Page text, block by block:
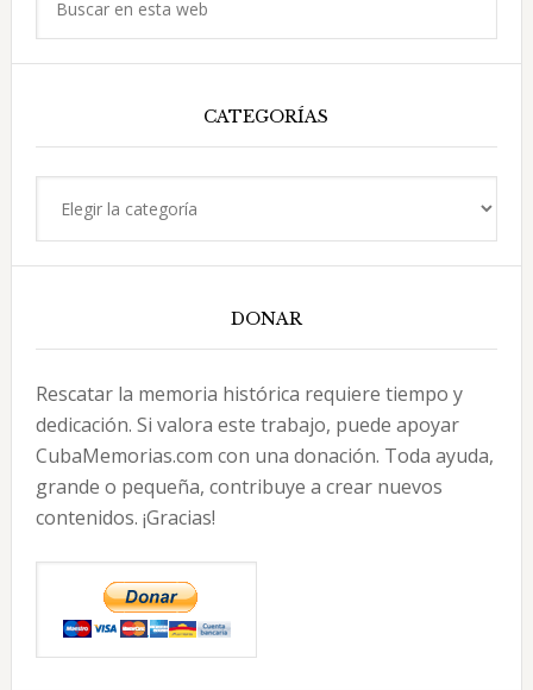
CATEGORÍAS
DONAR
Rescatar la memoria histórica requiere tiempo y
dedicación. Si valora este trabajo, puede apoyar
CubaMemorias.com con una donación. Toda ayuda,
grande o pequeña, contribuye a crear nuevos
contenidos. ¡Gracias!